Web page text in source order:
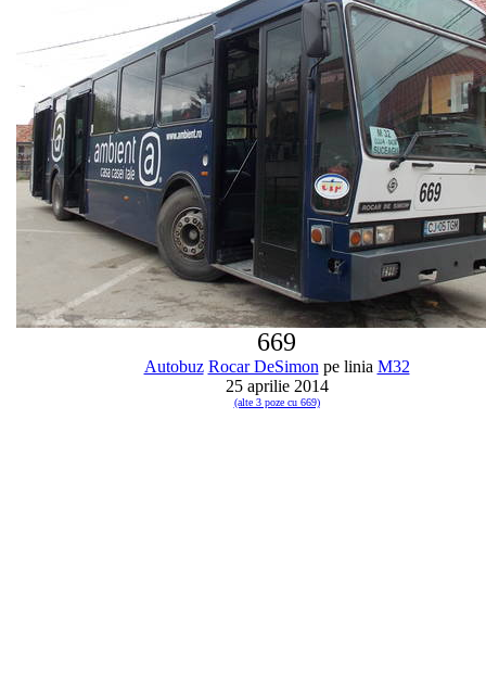
669
Autobuz Rocar DeSimon pe linia M32
25 aprilie 2014
(alte 3 poze cu 669)